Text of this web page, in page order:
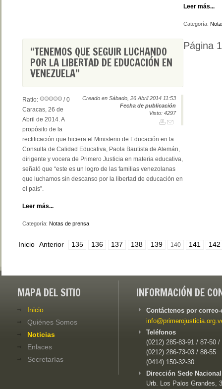
Leer más...
Categoría:
“TENEMOS QUE SEGUIR LUCHANDO
POR LA LIBERTAD DE EDUCACIÓN EN
VENEZUELA”
Creado en Sábado, 26 Abril 2014 11:53
Fecha de publicación
Visto: 4297
Ratio:
/ 0
Caracas, 26 de
Abril de 2014. A
propósito de la
rectificación que hiciera el Ministerio de Educación en la
Consulta de Calidad Educativa, Paola Bautista de Alemán,
dirigente y vocera de Primero Justicia en materia educativa,
señaló que “este es un logro de las familias venezolanas
que luchamos sin descanso por la libertad de educación en
el país”.
Leer más...
Categoría: Notas de prensa
Página
Inicio Anterior 135 136 137 138 139 140 141 142
MAPA DEL SITIO
Inicio
Quiénes Somos
Noticias
Enlaces
Secretarías
INFORMACIÓN DE
Contáctenos por
Teléfonos
(0212) 285-83-91 / 87-50 /
(0212) 286-73-03 / 88-55
(0414) 150-32-30
Dirección Sede
Urb. Los Palos Grandes,